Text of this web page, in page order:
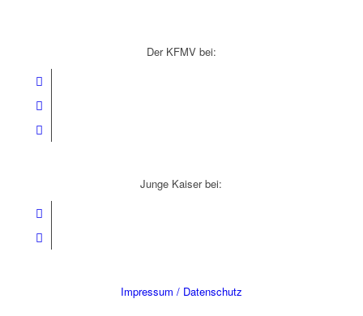
Der KFMV bei:
Junge Kaiser bei:
Impressum / Datenschutz